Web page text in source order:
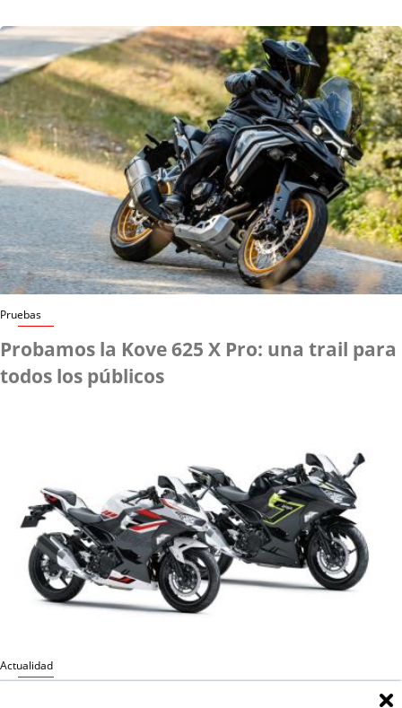
Pruebas
Probamos la Kove 625 X Pro: una trail para
todos los públicos
Actualidad